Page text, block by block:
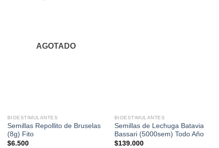
AGOTADO
BIOESTIMULANTES
Semillas Repollito de Bruselas
(8g) Fito
$6.500
BIOESTIMULANTES
Semillas de Lechuga Batavia
Bassari (5000sem) Todo Año
$139.000